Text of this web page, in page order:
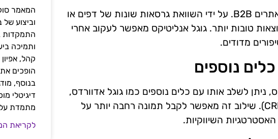
בדיקות A/B הן כלי חיוני בקטגורית קידום אתרים B2B. על ידי השוואת גרסאות שונות של דפים או
טובות יותר. גוגל אנליטיקס מאפשר לעקוב אחרי
מדודים.
נוספים
ניתן לשלב אותו עם כלים נוספים כמו גוגל אדוורדס,
פייסבוק אנליטיקס וכלים לניהול לקוחות (CRM). שילוב זה מאפשר לקבל תמונה רחבה יותר על
השיווקיות.
המאמר
וביצוע
התמקדות
ותמיכה
קהל,
הופכים
בנוסף,
דיגיטלי
מתמדת על
לקריאת